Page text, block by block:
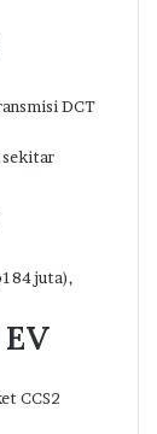
DCT
sekitar
juta),
CCS2